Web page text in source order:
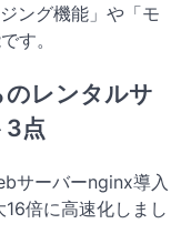
ング機能」や「モ
す。
レンタルサ
3点
サーバーnginx導入
倍に高速化しまし